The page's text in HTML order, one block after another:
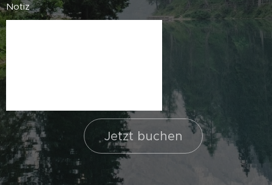
Notiz
Jetzt buchen